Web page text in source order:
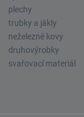
plechy
trubky a jäkly
neželezné kovy
druhovýrobky
svařovací materiál